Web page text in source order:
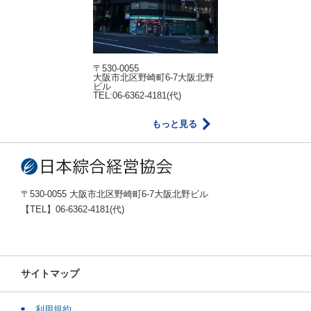
〒530-0055
大阪市北区野崎町6-7大阪北野
ビル
TEL:06-6362-4181(代)
もっと見る
〒530-0055 大阪市北区野崎町6-7大阪北野ビル
【TEL】06-6362-4181(代)
サイトマップ